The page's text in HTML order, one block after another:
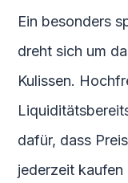
Ein besonders
dreht sich um
Kulissen.
dafür, dass
jederzeit